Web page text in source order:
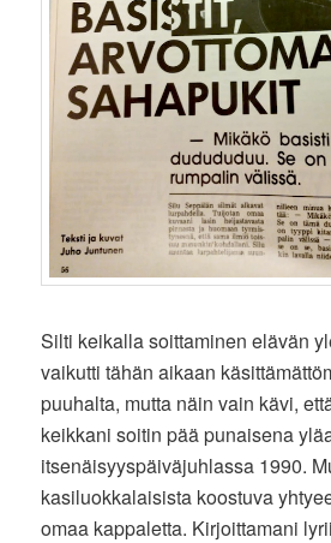
Silti keikalla soittaminen elävän
vaikutti tähän aikaan
puuhalta, mutta näin vain kävi,
keikkani soitin pää punaisena
itsenäisyyspäiväjuhlassa 1990.
kasiluokkalaisista koostuva
omaa kappaletta. Kirjoittamani